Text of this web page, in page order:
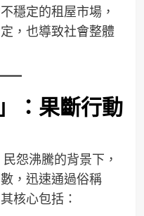
穩定的租屋市場，
，也導致社會整體
：果斷行動
怨沸騰的背景下，
，迅速通過俗稱
核心包括：